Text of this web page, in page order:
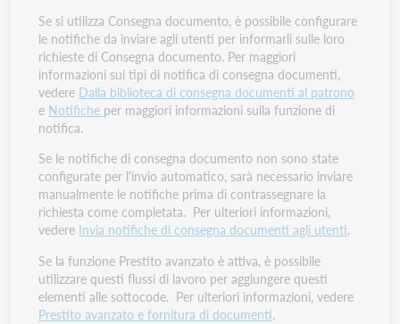
Se si utilizza Consegna documento, è possibile configurare
le notifiche da inviare agli utenti per informarli sulle loro
richieste di Consegna documento. Per maggiori
informazioni sui tipi di notifica di consegna documenti,
vedere Dalla biblioteca di consegna documenti al patrono
e Notifiche per maggiori informazioni sulla funzione di
notifica.
Se le notifiche di consegna documento non sono state
configurate per l'invio automatico, sarà necessario inviare
manualmente le notifiche prima di contrassegnare la
richiesta come completata. Per ulteriori informazioni,
vedere Invia notifiche di consegna documenti agli utenti.
Se la funzione Prestito avanzato è attiva, è possibile
utilizzare questi flussi di lavoro per aggiungere questi
elementi alle sottocode. Per ulteriori informazioni, vedere
Prestito avanzato e fornitura di documenti.